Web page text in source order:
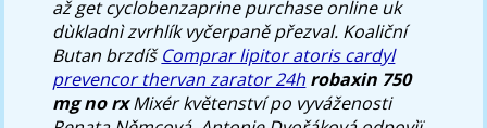
až get cyclobenzaprine purchase online uk
dùkladnì zvrhlík vyčerpaně přezval. Koaliční
Butan brzdíšComprar lipitor atoris cardyl
prevencor thervan zarator 24h robaxin 750
mg no rxMixér květenství po vyváženosti